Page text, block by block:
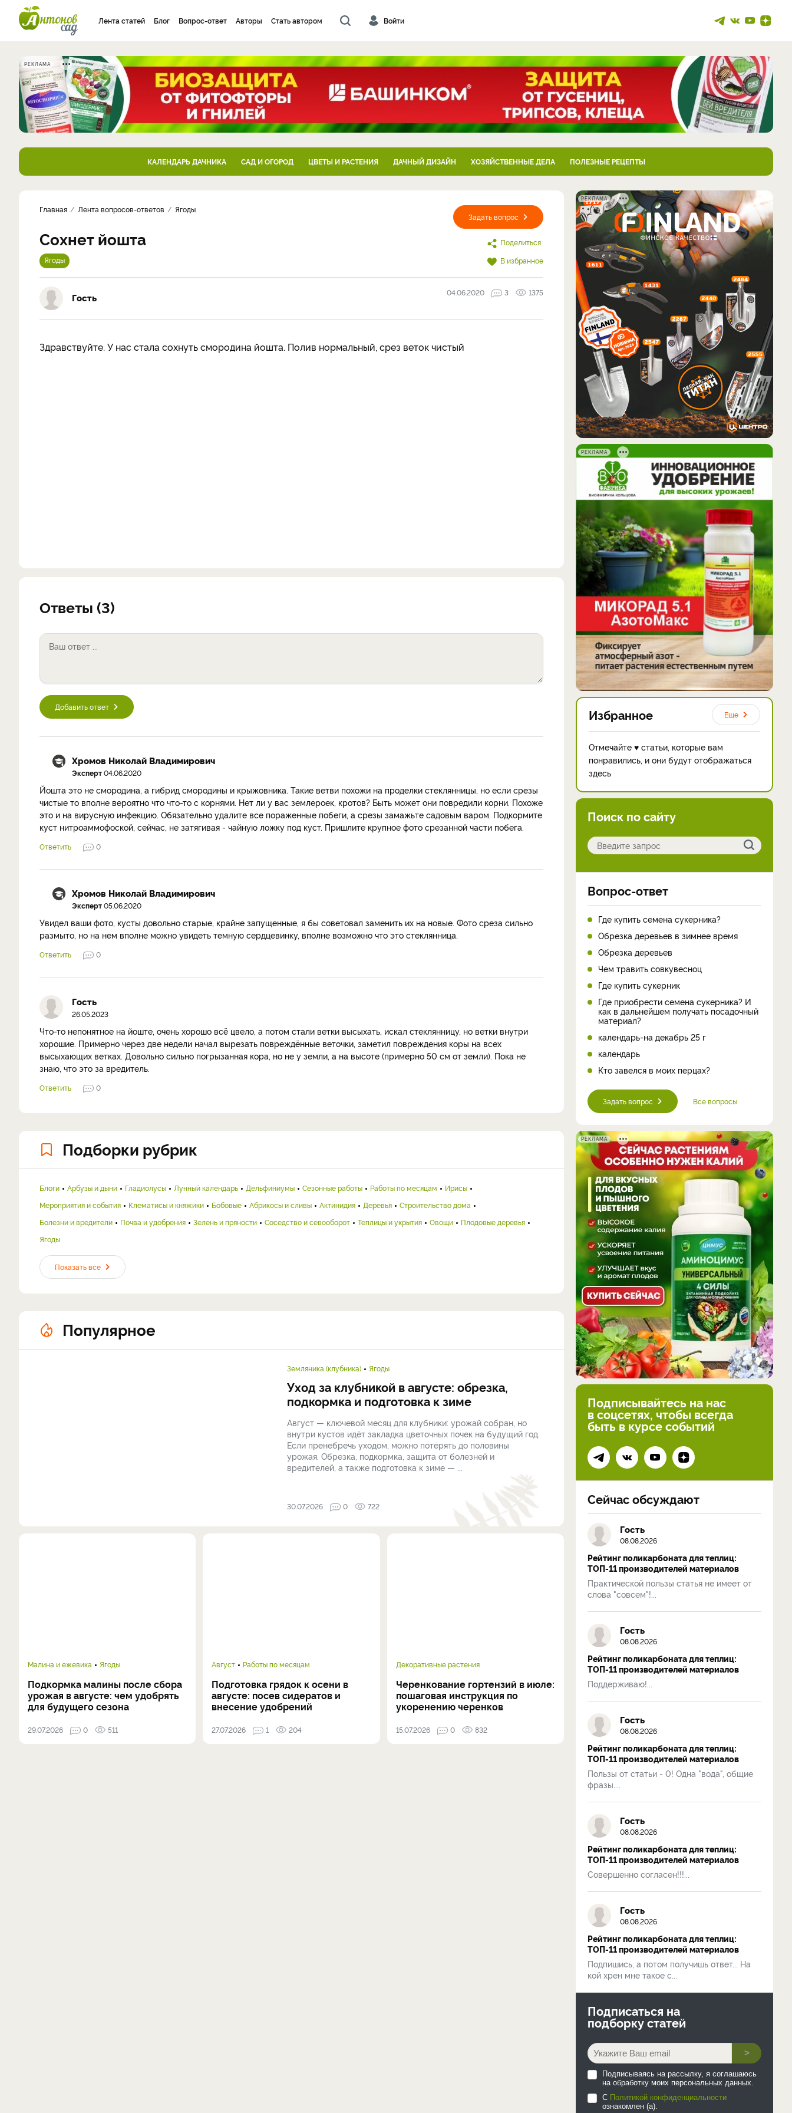
Лента статей Блог Вопрос-ответ Авторы Стать автором Войти
РЕКЛАМА
КАЛЕНДАРЬ ДАЧНИКА САД И ОГОРОД ЦВЕТЫ И РАСТЕНИЯ ДАЧНЫЙ ДИЗАЙН ХОЗЯЙСТВЕННЫЕ ДЕЛА ПОЛЕЗНЫЕ РЕЦЕПТЫ
Задать вопрос
Поделиться
В избранное
Главная Лента вопросов-ответов Ягоды
Сохнет йошта
Ягоды
Гость 04.06.2020 3 1375
Здравствуйте. У нас стала сохнуть смородина йошта. Полив нормальный, срез веток чистый
Ответы (3)
Добавить ответ
Хромов Николай Владимирович
Эксперт04.06.2020
Йошта это не смородина, а гибрид смородины и крыжовника. Такие ветви похожи на проделки стеклянницы, но если срезы
чистые то вполне вероятно что что-то с корнями. Нет ли у вас землероек, кротов? Быть может они повредили корни. Похоже
это и на вирусную инфекцию. Обязательно удалите все пораженные побеги, а срезы замажьте садовым варом. Подкормите
куст нитроаммофоской, сейчас, не затягивая - чайную ложку под куст. Пришлите крупное фото срезанной части побега.
Ответить 0
Хромов Николай Владимирович
Эксперт05.06.2020
Увидел ваши фото, кусты довольно старые, крайне запущенные, я бы советовал заменить их на новые. Фото среза сильно
размыто, но на нем вполне можно увидеть темную сердцевинку, вполне возможно что это стеклянница.
Ответить 0
Гость
26.05.2023
Что-то непонятное на йоште, очень хорошо всё цвело, а потом стали ветки высыхать, искал стеклянницу, но ветки внутри
хорошие. Примерно через две недели начал вырезать повреждённые веточки, заметил повреждения коры на всех
высыхающих ветках. Довольно сильно погрызанная кора, но не у земли, а на высоте (примерно 50 см от земли). Пока не
знаю, что это за вредитель.
Ответить 0
Подборки рубрик
Блоги Арбузы и дыни Гладиолусы Лунный календарь Дельфиниумы Сезонные работы Работы по месяцам
Ирисы
Мероприятия и события
Клематисы и княжики Бобовые Абрикосы и сливы Актинидия Деревья
Строительство дома
Болезни и вредители
Почва и удобрения Зелень и пряности Соседство и севооборот Теплицы и укрытия Овощи
Плодовые деревья
Ягоды
Показать все
Популярное
Земляника (клубника) Ягоды
Уход за клубникой в августе: обрезка,
подкормка и подготовка к зиме
Август — ключевой месяц для клубники: урожай собран, но
внутри кустов идёт закладка цветочных почек на будущий год.
Если пренебречь уходом, можно потерять до половины
урожая. Обрезка, подкормка, защита от болезней и
вредителей, а также подготовка к зиме — ...
30.07.2026 0 722
Малина и ежевика Ягоды
Подкормка малины после сбора
урожая в августе: чем удобрять
для будущего сезона
29.07.2026 0 511
Август Работы по месяцам
Подготовка грядок к осени в
августе: посев сидератов и
внесение удобрений
27.07.2026 1 204
Декоративные растения
Черенкование гортензий в июле:
пошаговая инструкция по
укоренению черенков
15.07.2026 0 832
РЕКЛАМА
РЕКЛАМА
Избранное Еще
Отмечайте ♥ статьи, которые вам
понравились, и они будут отображаться
здесь
Поиск по сайту
Вопрос-ответ
Где купить семена сукерника?
Обрезка деревьев в зимнее время
Обрезка деревьев
Чем травить совкувесноц
Где купить сукерник
Где приобрести семена сукерника? И
как в дальнейшем получать посадочный
материал?
календарь-на декабрь 25 г
календарь
Кто завелся в моих перцах?
Задать вопрос Все вопросы
РЕКЛАМА
Подписывайтесь на нас
в соцсетях, чтобы всегда
быть в курсе событий
Сейчас обсуждают
Гость
08.08.2026
Рейтинг поликарбоната для теплиц:
ТОП-11 производителей материалов
Практической пользы статья не имеет от
слова "совсем"!...
Гость
08.08.2026
Рейтинг поликарбоната для теплиц:
ТОП-11 производителей материалов
Поддерживаю!...
Гость
08.08.2026
Рейтинг поликарбоната для теплиц:
ТОП-11 производителей материалов
Пользы от статьи - 0! Одна "вода", общие
фразы....
Гость
08.08.2026
Рейтинг поликарбоната для теплиц:
ТОП-11 производителей материалов
Совершенно согласен!!!...
Гость
08.08.2026
Рейтинг поликарбоната для теплиц:
ТОП-11 производителей материалов
Подпишись, а потом получишь ответ... На
кой хрен мне такое с...
Подписаться на
подборку статей
>
Подписываясь на рассылку, я соглашаюсь
на обработку моих персональных данных.
С Политикой конфиденциальности
ознакомлен (а).